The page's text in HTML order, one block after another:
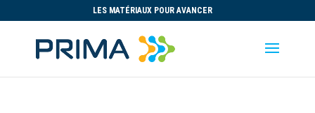
LES MATÉRIAUX POUR AVANCER